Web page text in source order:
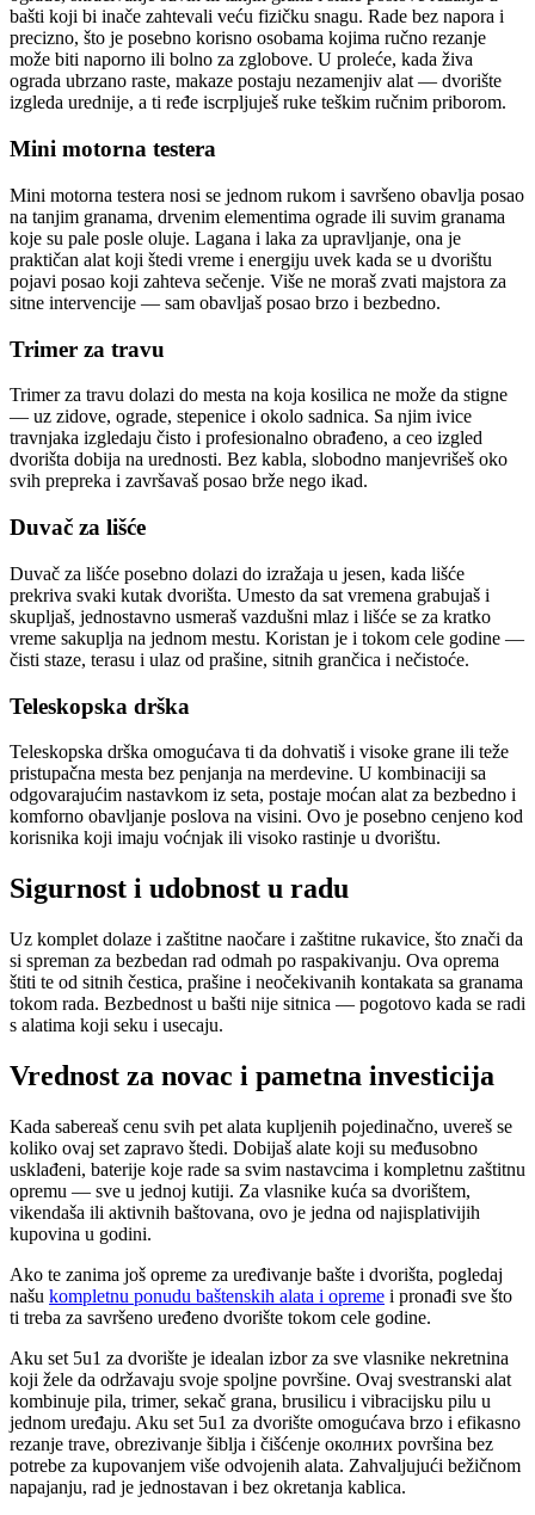
bašti koji bi inače zahtevali veću fizičku snagu. Rade bez napora i
precizno, što je posebno korisno osobama kojima ručno rezanje
može biti naporno ili bolno za zglobove. U proleće, kada živa
ograda ubrzano raste, makaze postaju nezamenjiv alat — dvorište
izgleda urednije, a ti ređe iscrpljuješ ruke teškim ručnim priborom.
Mini motorna testera
Mini motorna testera nosi se jednom rukom i savršeno obavlja posao
na tanjim granama, drvenim elementima ograde ili suvim granama
koje su pale posle oluje. Lagana i laka za upravljanje, ona je
praktičan alat koji štedi vreme i energiju uvek kada se u dvorištu
pojavi posao koji zahteva sečenje. Više ne moraš zvati majstora za
sitne intervencije — sam obavljaš posao brzo i bezbedno.
Trimer za travu
Trimer za travu dolazi do mesta na koja kosilica ne može da stigne
— uz zidove, ograde, stepenice i okolo sadnica. Sa njim ivice
travnjaka izgledaju čisto i profesionalno obrađeno, a ceo izgled
dvorišta dobija na urednosti. Bez kabla, slobodno manjevrišeš oko
svih prepreka i završavaš posao brže nego ikad.
Duvač za lišće
Duvač za lišće posebno dolazi do izražaja u jesen, kada lišće
prekriva svaki kutak dvorišta. Umesto da sat vremena grabujaš i
skupljaš, jednostavno usmeraš vazdušni mlaz i lišće se za kratko
vreme sakuplja na jednom mestu. Koristan je i tokom cele godine —
čisti staze, terasu i ulaz od prašine, sitnih grančica i nečistoće.
Teleskopska drška
Teleskopska drška omogućava ti da dohvatiš i visoke grane ili teže
pristupačna mesta bez penjanja na merdevine. U kombinaciji sa
odgovarajućim nastavkom iz seta, postaje moćan alat za bezbedno i
komforno obavljanje poslova na visini. Ovo je posebno cenjeno kod
korisnika koji imaju voćnjak ili visoko rastinje u dvorištu.
Sigurnost i udobnost u radu
Uz komplet dolaze i zaštitne naočare i zaštitne rukavice, što znači da
si spreman za bezbedan rad odmah po raspakivanju. Ova oprema
štiti te od sitnih čestica, prašine i neočekivanih kontakata sa granama
tokom rada. Bezbednost u bašti nije sitnica — pogotovo kada se radi
s alatima koji seku i usecaju.
Vrednost za novac i pametna investicija
Kada sabereaš cenu svih pet alata kupljenih pojedinačno, uvereš se
koliko ovaj set zapravo štedi. Dobijaš alate koji su međusobno
usklađeni, baterije koje rade sa svim nastavcima i kompletnu zaštitnu
opremu — sve u jednoj kutiji. Za vlasnike kuća sa dvorištem,
vikendaša ili aktivnih baštovana, ovo je jedna od najisplativijih
kupovina u godini.
Ako te zanima još opreme za uređivanje bašte i dvorišta, pogledaj
našu kompletnu ponudu baštenskih alata i opreme i pronađi sve što
ti treba za savršeno uređeno dvorište tokom cele godine.
Aku set 5u1 za dvorište je idealan izbor za sve vlasnike nekretnina
koji žele da održavaju svoje spoljne površine. Ovaj svestranski alat
kombinuje pila, trimer, sekač grana, brusilicu i vibracijsku pilu u
jednom uređaju. Aku set 5u1 za dvorište omogućava brzo i efikasno
rezanje trave, obrezivanje šiblja i čišćenje околних površina bez
potrebe za kupovanjem više odvojenih alata. Zahvaljujući bežičnom
napajanju, rad je jednostavan i bez okretanja kablica.